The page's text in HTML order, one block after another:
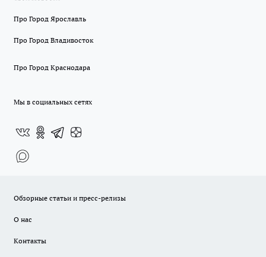
Про Город Ярославль
Про Город Владивосток
Про Город Краснодара
Мы в социальных сетях
Обзорные статьи и пресс-релизы
О нас
Контакты